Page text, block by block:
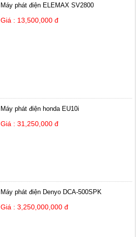
Máy phát điện ELEMAX SV2800
Giá : 13,500,000 đ
Máy phát điện honda EU10i
Giá : 31,250,000 đ
Máy phát điện Denyo DCA-500SPK
Giá : 3,250,000,000 đ